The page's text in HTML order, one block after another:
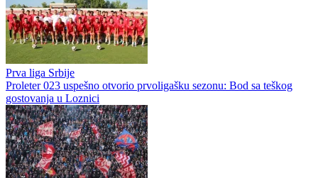
Prva liga Srbije
Proleter 023 uspešno otvorio prvoligašku sezonu: Bod sa teškog
gostovanja u Loznici